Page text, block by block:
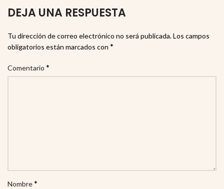
DEJA UNA RESPUESTA
Tu dirección de correo electrónico no será publicada.Los campos
obligatorios están marcados con *
Comentario *
Nombre*